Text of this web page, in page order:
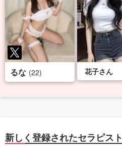
るな (22) 花子さん
新しく登録されたセラピスト